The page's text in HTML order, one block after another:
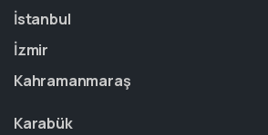
İstanbul
İzmir
Kahramanmaraş
Karabük